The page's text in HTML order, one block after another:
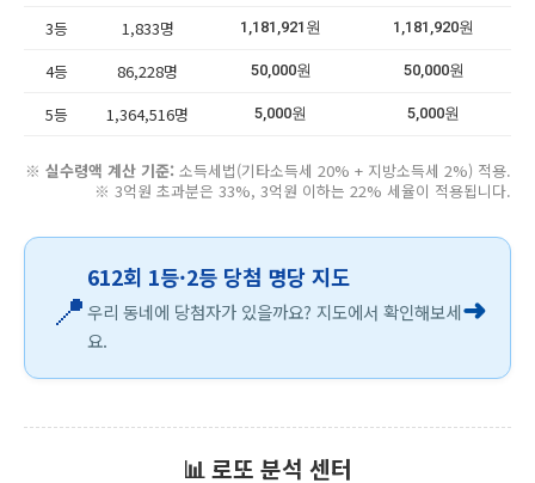
3등 1,833명 1,181,921원 1,181,920원
4등 86,228명 50,000원 50,000원
5등 1,364,516명 5,000원 5,000원
※ 실수령액 계산 기준: 소득세법(기타소득세 20% + 지방소득세 2%) 적용.
※ 3억원 초과분은 33%, 3억원 이하는 22% 세율이 적용됩니다.
📍
612회 1등·2등 당첨 명당 지도
우리 동네에 당첨자가 있을까요? 지도에서 확인해보세
요.
➜
📊 로또 분석 센터